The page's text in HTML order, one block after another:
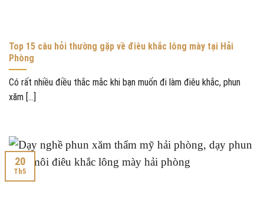
Top 15 câu hỏi thường gặp về điêu khắc lông mày tại Hải
Phòng
Có rất nhiều điều thắc mắc khi bạn muốn đi làm điêu khắc, phun
xăm [...]
20
Th5